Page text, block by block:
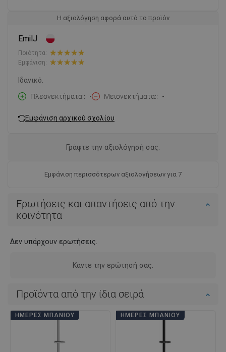
Η αξιολόγηση αφορά αυτό το προϊόν
EmilJ
Ποιότητα:
Εμφάνιση:
Ιδανικό.
Πλεονεκτήματα:
- Μειονεκτήματα: -
Εμφάνιση αρχικού σχολίου
Εμφάνιση περισσότερων αξιολογήσεων για 7
Γράψτε την αξιολόγησή σας.
Ερωτήσεις και απαντήσεις από την
κοινότητα
Δεν υπάρχουν ερωτήσεις.
Κάντε την ερώτησή σας.
Προϊόντα από την ίδια σειρά
ΗΜΈΡΕΣ ΜΠΆΝΙΟΥ ΗΜΈΡΕΣ ΜΠΆΝΙΟΥ